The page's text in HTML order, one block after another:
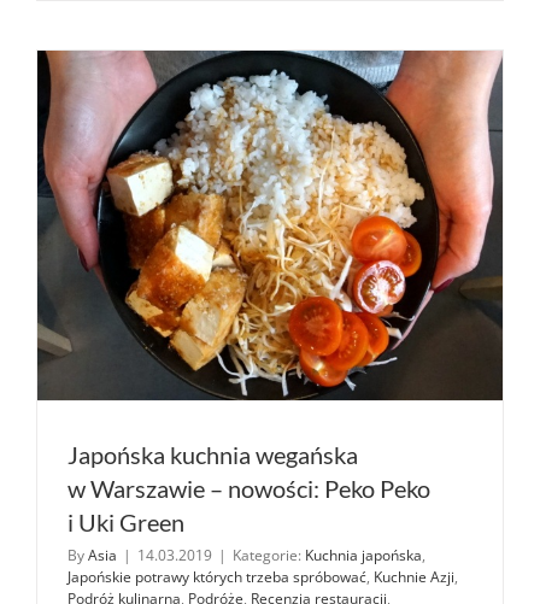
(2023)
Japońska kuchnia wegańska
w Warszawie – nowości: Peko Peko
i Uki Green
ByAsia | 14.03.2019 | Kategorie: Kuchnia japońska,
Japońskie potrawy których trzeba spróbować, Kuchnie Azji,
Podróż kulinarna, Podróże, Recenzja restauracji,